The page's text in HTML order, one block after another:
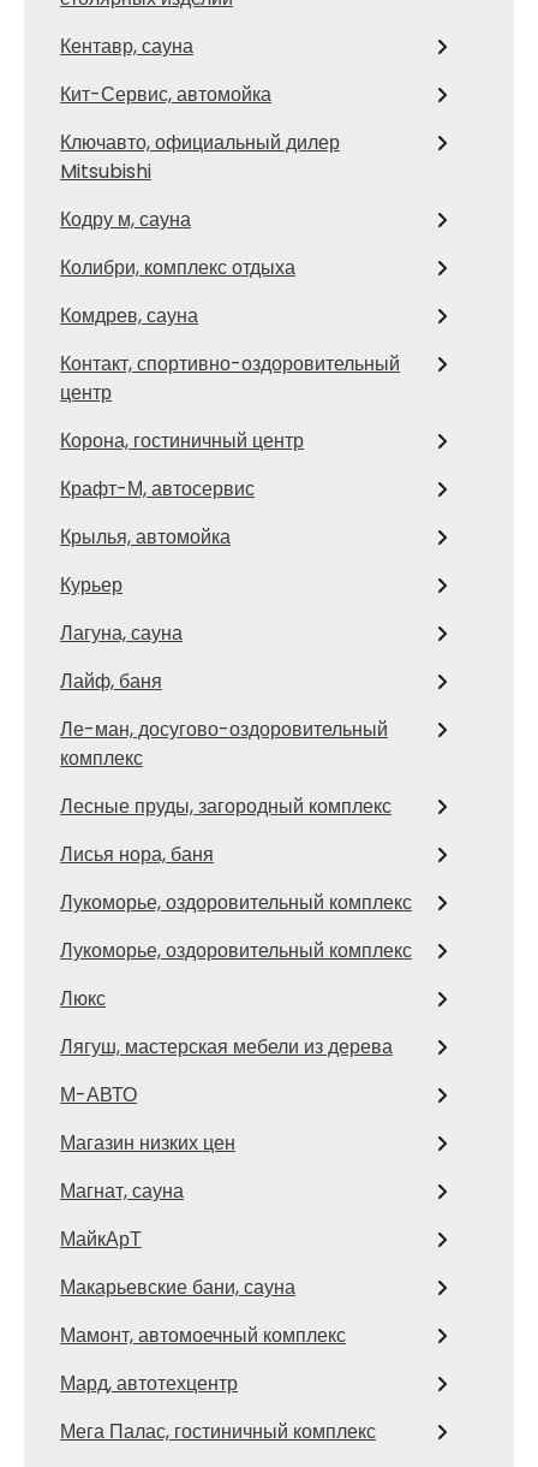
Кентавр, сауна
Кит-Сервис, автомойка
Ключавто, официальный дилер
Mitsubishi
Кодру м, сауна
Колибри, комплекс отдыха
Комдрев, сауна
Контакт, спортивно-оздоровительный
центр
Корона, гостиничный центр
Крафт-М, автосервис
Крылья, автомойка
Курьер
Лагуна, сауна
Лайф, баня
Ле-ман, досугово-оздоровительный
комплекс
Лесные пруды, загородный комплекс
Лисья нора, баня
Лукоморье, оздоровительный комплекс
Лукоморье, оздоровительный комплекс
Люкс
Лягуш, мастерская мебели из дерева
М-АВТО
Магазин низких цен
Магнат, сауна
МайкАрТ
Макарьевские бани, сауна
Мамонт, автомоечный комплекс
Мард, автотехцентр
Мега Палас, гостиничный комплекс